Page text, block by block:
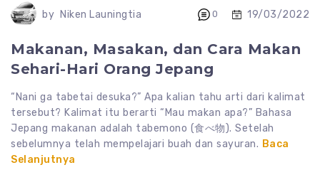
by Niken Launingtia 0 19/03/2022
Makanan, Masakan, dan Cara Makan
Sehari-Hari Orang Jepang
“Nani ga tabetai desuka?” Apa kalian tahu arti dari kalimat
tersebut? Kalimat itu berarti “Mau makan apa?” Bahasa
Jepang makanan adalah tabemono (食べ物). Setelah
sebelumnya telah mempelajari buah dan sayuran. Baca
Selanjutnya